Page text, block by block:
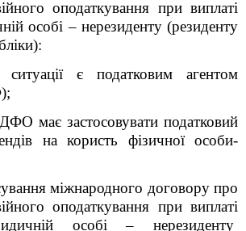
оподаткування при виплаті
особі – нерезиденту (резиденту
є податковим агентом
має застосовувати податковий
на користь фізичної особи-
міжнародного договору про
оподаткування при виплаті
особі – нерезиденту